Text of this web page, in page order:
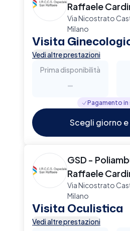
Raffaele
Via Nicostrato
Milano
Visita
Vedi altre prestazioni
Prima disponibilità
-
Pagamento in
Scegli giorno e
GSD -
Raffaele
Via Nicostrato
Milano
Visita Oculistica
Vedi altre prestazioni